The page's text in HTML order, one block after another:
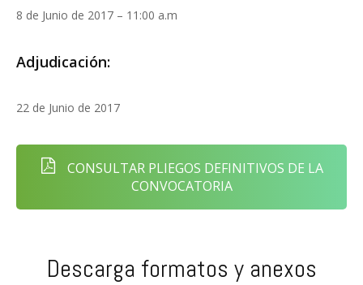
8 de Junio de 2017 – 11:00 a.m
Adjudicación:
22 de Junio de 2017
CONSULTAR PLIEGOS DEFINITIVOS DE LA
CONVOCATORIA
Descarga formatos y anexos